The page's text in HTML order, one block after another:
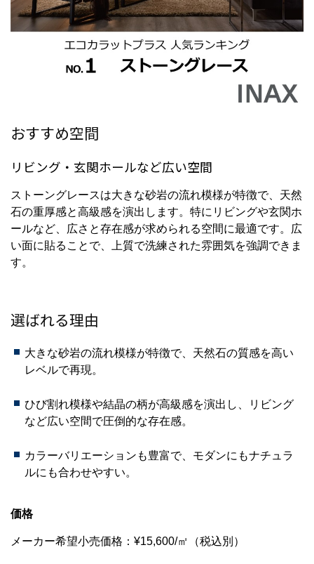
おすすめ空間
リビング・玄関ホールなど広い空間
ストーングレースは大きな砂岩の流れ模様が特徴で、天然
石の重厚感と高級感を演出します。特にリビングや玄関ホ
ールなど、広さと存在感が求められる空間に最適です。広
い面に貼ることで、上質で洗練された雰囲気を強調できま
す。
選ばれる理由
大きな砂岩の流れ模様が特徴で、天然石の質感を高い
レベルで再現。
ひび割れ模様や結晶の柄が高級感を演出し、リビング
など広い空間で圧倒的な存在感。
カラーバリエーションも豊富で、モダンにもナチュラ
ルにも合わせやすい。
価格
メーカー希望小売価格：¥15,600/㎡（税込別）